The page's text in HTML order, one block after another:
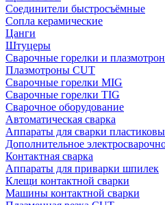
Соединители быстросъёмные
Сопла керамические
Цанги
Штуцеры
Сварочные горелки и
Плазмотроны CUT
Сварочные горелки MIG
Сварочные горелки TIG
Сварочное оборудование
Автоматическая сварка
Аппараты для сварки
Дополнительное
Контактная сварка
Аппараты для приварки шпилек
Клещи контактной сварки
Машины контактной сварки